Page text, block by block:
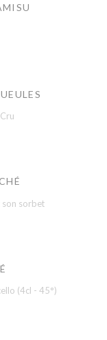
son sorbet
(4cl - 45°)